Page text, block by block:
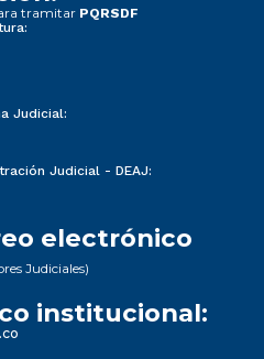
tramitar PQRSDF
Judicial:
Judicial - DEAJ:
electrónico
Judiciales)
institucional: